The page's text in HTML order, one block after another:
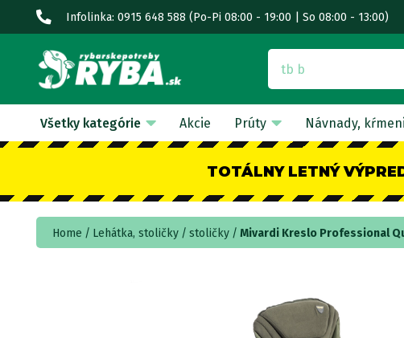
Infolinka: 0915 648 588 (Po-Pi 08:00 - 19:00 | So 08:00 - 13:00)
Všetky kategórie Akcie Prúty Návnady,
TOTÁLNY LETNÝ
Home Lehátka, stoličky stoličky Mivardi Kreslo Professional